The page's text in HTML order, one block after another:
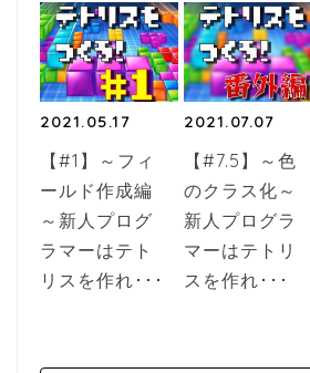
2021.05.17
【#1】～フィ
ールド作成編
～新人プログ
ラマーはテト
リスを作れ･･･
2021.07.07
【#7.5】～色
のクラス化～
新人プログラ
マーはテトリ
スを作れ･･･